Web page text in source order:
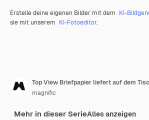
Erstelle deine eigenen Bilder mit dem KI-
sie mit unserem KI-Fotoeditor.
Top View Briefpapier liefert auf dem
magnific
Mehr in dieser SerieAlles anzeigen